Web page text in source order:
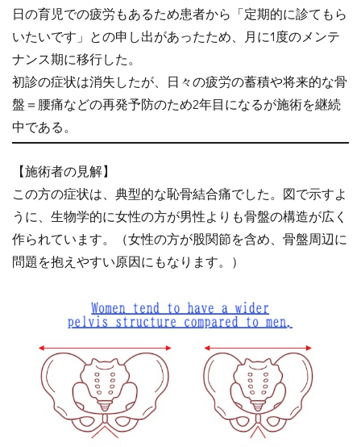
日の育児での疲労もあるため患者から「定期的に診てもら
いたいです」との申し出があったため、月に1度のメンテ
ナンス期に移行した。
初診の症状は消失したが、日々の疲労の蓄積や将来的な骨
盤＝腰痛などの再発予防のため2年目になるが施術を継続
中である。
【施術者の見解】
この方の症状は、典型的な恥骨結合痛でした。図で示すよ
うに、生物学的に女性の方が男性よりも骨盤の構造が広く
作られています。（女性の方が股関節を含め、骨盤周辺に
問題を抱えやすい原因にもなります。）